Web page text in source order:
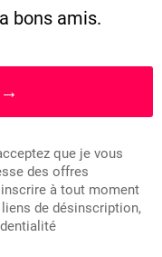
bons amis.
→
que je vous
des offres
à tout moment
de désinscription,